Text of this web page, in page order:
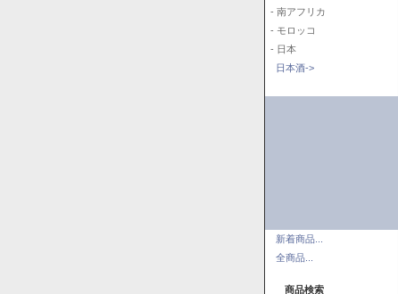
- 南アフリカ
- モロッコ
- 日本
日本酒->
新着商品...
全商品...
商品検索